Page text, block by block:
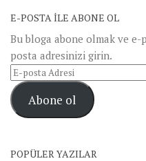
E-POSTA ILE ABONE OL
Bu bloga abone olmak ve
posta adresinizi girin.
E-
posta
AdresiAbone ol
POPÜLER YAZILAR